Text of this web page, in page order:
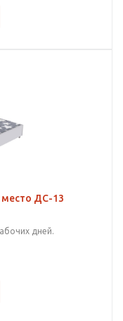
место ДС-13
дней.